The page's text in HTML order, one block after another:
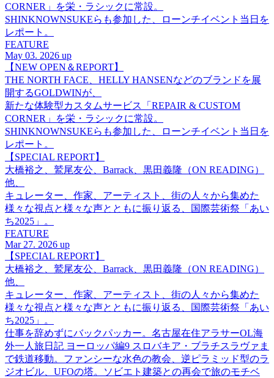
CORNER」を栄・ラシックに常設。
SHINKNOWNSUKEらも参加した、ローンチイベント当日を
レポート。
FEATURE
May 03. 2026 up
【NEW OPEN＆REPORT】
THE NORTH FACE、HELLY HANSENなどのブランドを展
開するGOLDWINが、
新たな体験型カスタムサービス「REPAIR & CUSTOM
CORNER」を栄・ラシックに常設。
SHINKNOWNSUKEらも参加した、ローンチイベント当日を
レポート。
【SPECIAL REPORT】
大橋裕之、鷲尾友公、Barrack、黒田義隆（ON READING）
他、
キュレーター、作家、アーティスト、街の人々から集めた
様々な視点と様々な声とともに振り返る、国際芸術祭「あい
ち2025」。
FEATURE
Mar 27. 2026 up
【SPECIAL REPORT】
大橋裕之、鷲尾友公、Barrack、黒田義隆（ON READING）
他、
キュレーター、作家、アーティスト、街の人々から集めた
様々な視点と様々な声とともに振り返る、国際芸術祭「あい
ち2025」。
仕事を辞めずにバックパッカー。名古屋在住アラサーOL海
外一人旅日記 ヨーロッパ編9 スロバキア・ブラチスラヴァま
で鉄道移動。ファンシーな水色の教会、逆ピラミッド型のラ
ジオビル、UFOの塔。ソビエト建築との再会で旅のモチベ